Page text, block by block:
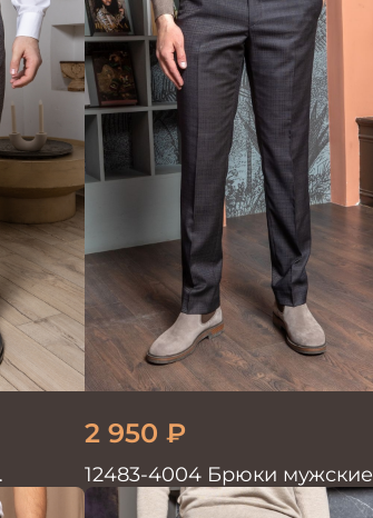
2 950 ₽
12483-4004 Брюки мужские
коричневые